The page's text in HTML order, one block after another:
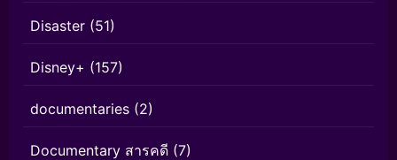
Disaster (51)
Disney+ (157)
documentaries (2)
Documentary สารคดี (7)